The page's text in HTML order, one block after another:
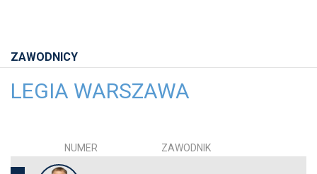
ZAWODNICY
LEGIA WARSZAWA
NUMER ZAWODNIK